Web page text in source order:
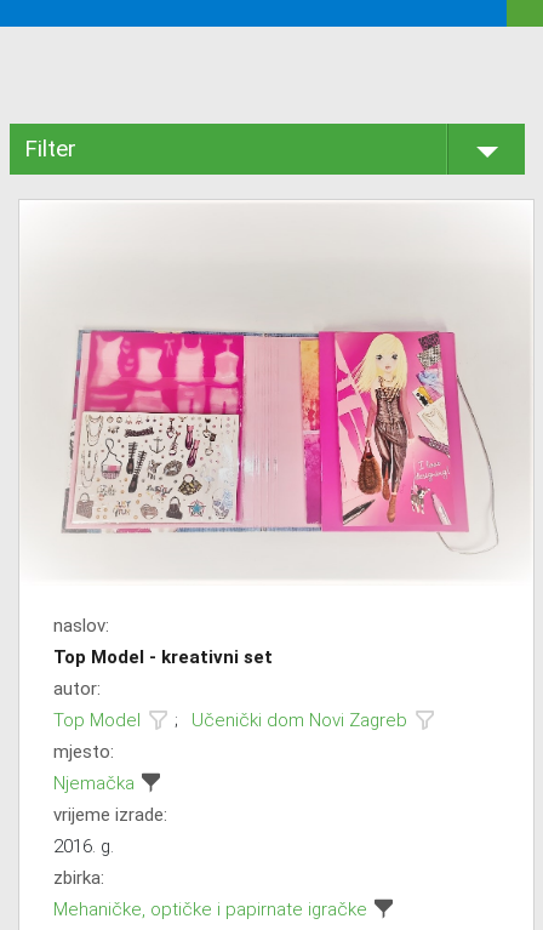
Filter
naslov:
Top Model - kreativni set
autor:
Top Model
;
Učenički dom Novi Zagreb
mjesto:
Njemačka
vrijeme izrade:
2016. g.
zbirka:
Mehaničke, optičke i papirnate igračke